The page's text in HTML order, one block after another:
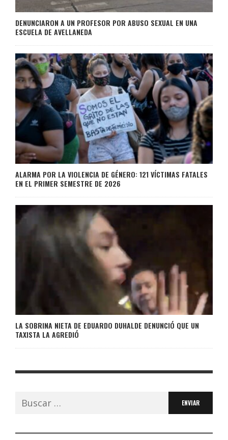
DENUNCIARON A UN PROFESOR POR ABUSO SEXUAL EN UNA
ESCUELA DE AVELLANEDA
ALARMA POR LA VIOLENCIA DE GÉNERO: 121 VÍCTIMAS FATALES
EN EL PRIMER SEMESTRE DE 2026
LA SOBRINA NIETA DE EDUARDO DUHALDE DENUNCIÓ QUE UN
TAXISTA LA AGREDIÓ
Buscar: